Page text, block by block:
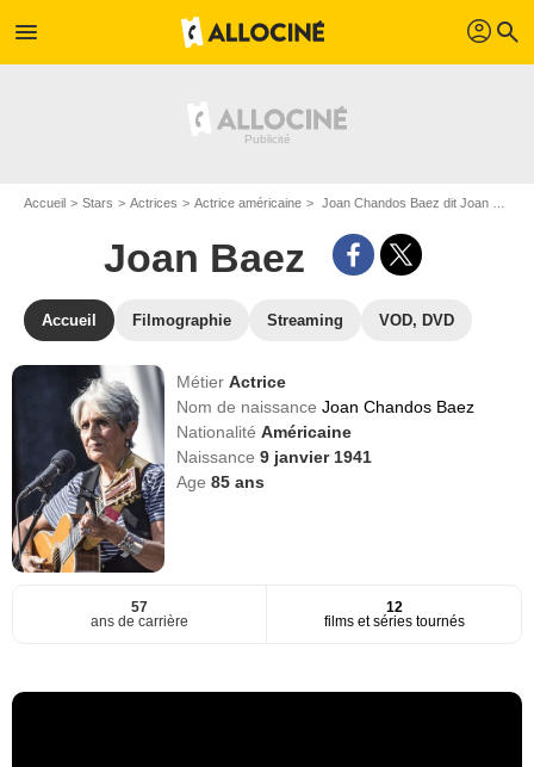
menu profil search
Accueil Stars Actrices Actrice américaine Joan Chandos Baez dit Joan Baez
Joan Baez
Accueil Filmographie Streaming VOD, DVD
MétierActrice
Nom de naissanceJoan Chandos Baez
NationalitéAméricaine
Naissance9 janvier 1941
Age85 ans
57
ans de carrière
12
films et séries tournés